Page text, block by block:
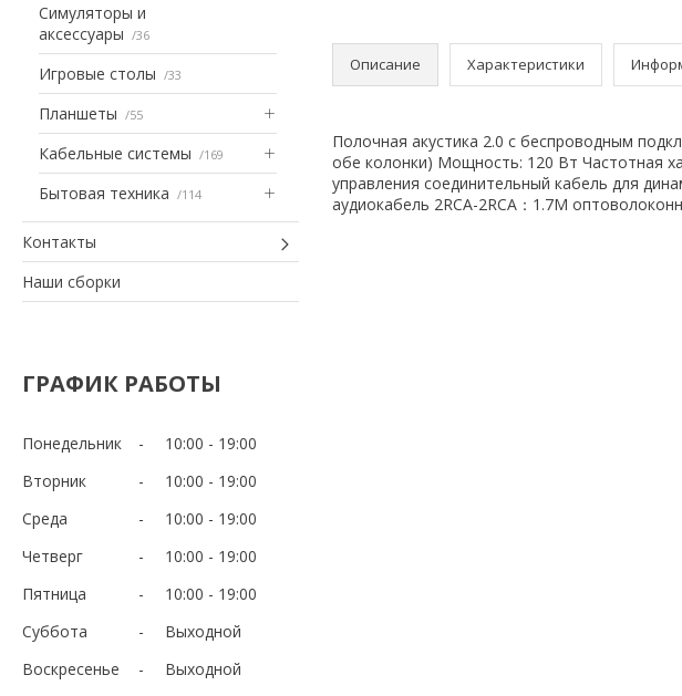
Симуляторы и
аксессуары
36
Игровые столы 33
Планшеты 55
Кабельные системы 169
Бытовая техника 114
Контакты
Наши сборки
ГРАФИК РАБОТЫ
Понедельник 10:00
19:00
Вторник
10:00
19:00
Среда
10:00
19:00
Четверг
10:00
19:00
Пятница
10:00
19:00
Суббота
Выходной
Воскресенье
Выходной
Описание Характеристики
Полочная акустика 2.0 с беспроводным
обе колонки) Мощность: 120 Вт Частотная
управления соединительный кабель для
аудиокабель 2RCA-2RCA：1.7M